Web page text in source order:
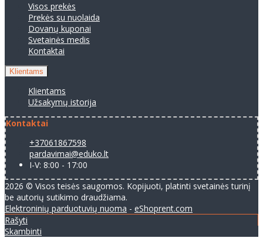
Visos prekės
Prekės su nuolaida
Dovanų kuponai
Svetainės medis
Kontaktai
Klientams
Klientams
Užsakymų istorija
Kontaktai
+37061867598
pardavimai@eduko.lt
I-V: 8:00 - 17:00
2026 © Visos teisės saugomos. Kopijuoti, platinti svetainės turinį
be autorių sutikimo draudžiama.
Elektroninių parduotuvių nuoma - eShoprent.com
Rašyti
Skambinti